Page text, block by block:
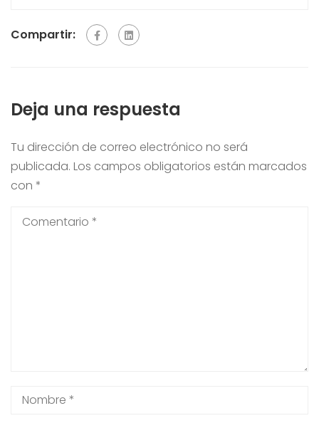
Compartir:
Deja una respuesta
Tu dirección de correo electrónico no será
publicada. Los campos obligatorios están marcados
con *